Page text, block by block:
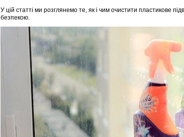
У цій статті ми розглянемо те, як і чим очистити пластикове
безпекою.